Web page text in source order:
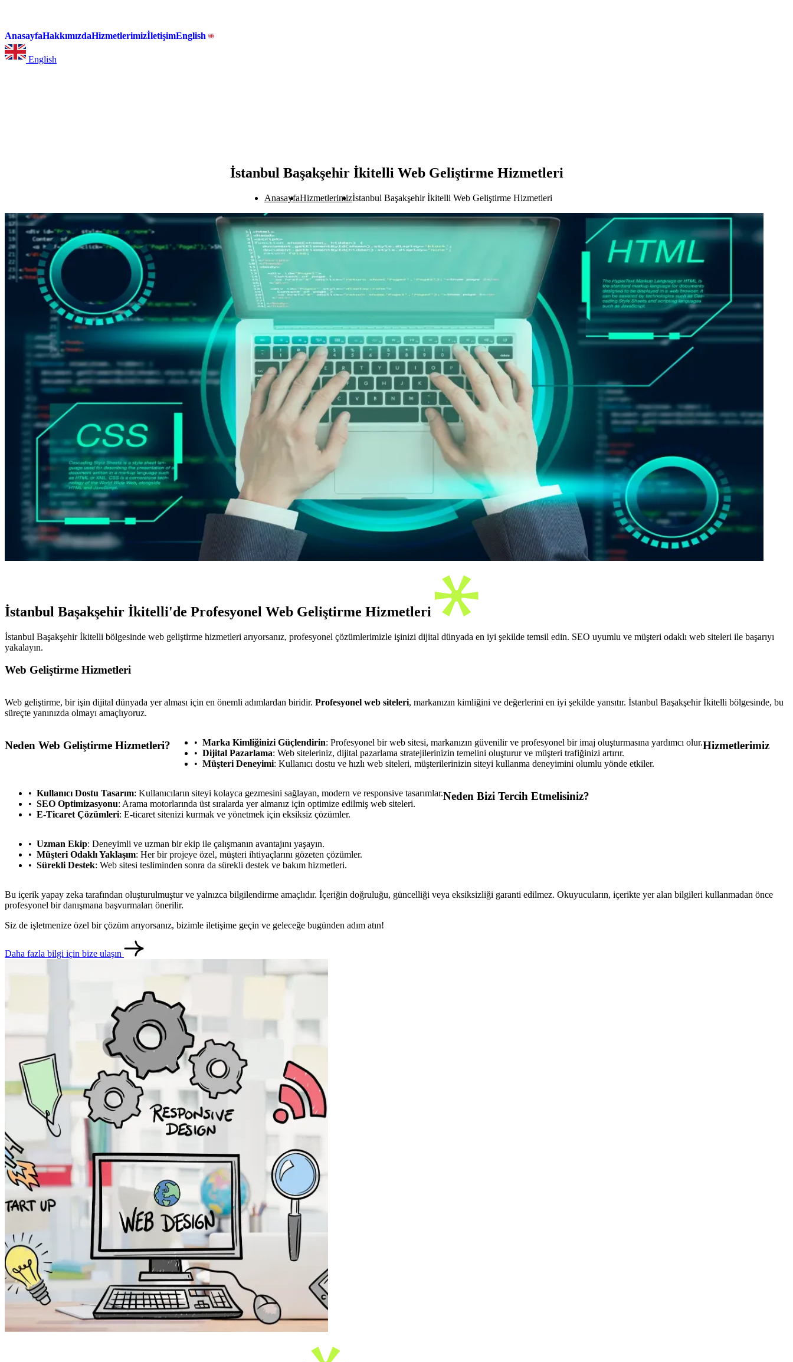
AnasayfaHakkımızdaHizmetlerimizİletişimEnglish
English
İstanbul Başakşehir İkitelli Web Geliştirme Hizmetleri
AnasayfaHizmetlerimizİstanbul Başakşehir İkitelli Web Geliştirme Hizmetleri
İstanbul Başakşehir İkitelli'de Profesyonel Web Geliştirme Hizmetleri
İstanbul Başakşehir İkitelli bölgesinde web geliştirme hizmetleri arıyorsanız, profesyonel çözümlerimizle işinizi dijital dünyada en iyi şekilde temsil edin. SEO uyumlu ve müşteri odaklı web siteleri ile başarıyı
yakalayın.
Web Geliştirme Hizmetleri
Web geliştirme, bir işin dijital dünyada yer alması için en önemli adımlardan biridir. Profesyonel web siteleri, markanızın kimliğini ve değerlerini en iyi şekilde yansıtır. İstanbul Başakşehir İkitelli bölgesinde, bu
süreçte yanınızda olmayı amaçlıyoruz.
Neden Web Geliştirme Hizmetleri? Marka Kimliğinizi Güçlendirin: Profesyonel bir web sitesi, markanızın güvenilir ve profesyonel bir imaj oluşturmasına yardımcı olur.
Dijital Pazarlama: Web siteleriniz, dijital pazarlama stratejilerinizin temelini oluşturur ve müşteri trafiğinizi artırır.
Müşteri Deneyimi: Kullanıcı dostu ve hızlı web siteleri, müşterilerinizin siteyi kullanma deneyimini olumlu yönde etkiler.
Hizmetlerimiz
Kullanıcı Dostu Tasarım: Kullanıcıların siteyi kolayca gezmesini sağlayan, modern ve responsive tasarımlar.
SEO Optimizasyonu: Arama motorlarında üst sıralarda yer almanız için optimize edilmiş web siteleri.
E-Ticaret Çözümleri: E-ticaret sitenizi kurmak ve yönetmek için eksiksiz çözümler.
Neden Bizi Tercih Etmelisiniz?
Uzman Ekip: Deneyimli ve uzman bir ekip ile çalışmanın avantajını yaşayın.
Müşteri Odaklı Yaklaşım: Her bir projeye özel, müşteri ihtiyaçlarını gözeten çözümler.
Sürekli Destek: Web sitesi tesliminden sonra da sürekli destek ve bakım hizmetleri.
Bu içerik yapay zeka tarafından oluşturulmuştur ve yalnızca bilgilendirme amaçlıdır. İçeriğin doğruluğu, güncelliği veya eksiksizliği garanti edilmez. Okuyucuların, içerikte yer alan bilgileri kullanmadan önce
profesyonel bir danışmana başvurmaları önerilir.
Siz de işletmenize özel bir çözüm arıyorsanız, bizimle iletişime geçin ve geleceğe bugünden adım atın!
Daha fazla bilgi için bize ulaşın